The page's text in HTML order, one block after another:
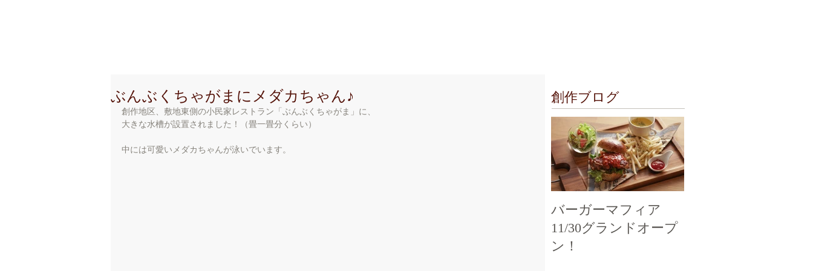
ぶんぶくちゃがまにメダカちゃん♪
創作地区、敷地東側の小民家レストラン「ぶんぶくちゃがま」に、
大きな水槽が設置されました！（畳一畳分くらい）
中には可愛いメダカちゃんが泳いでいます。
創作ブログ
バーガーマフィア
11/30グランドオープ
ン！